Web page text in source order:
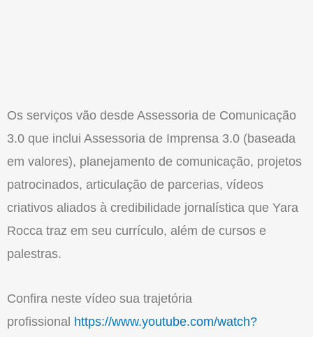
Os serviços vão desde Assessoria de Comunicação
3.0 que inclui Assessoria de Imprensa 3.0 (baseada
em valores), planejamento de comunicação, projetos
patrocinados, articulação de parcerias, vídeos
criativos aliados à credibilidade jornalística que Yara
Rocca traz em seu currículo, além de cursos e
palestras.
Confira neste vídeo sua trajetória
profissional https://www.youtube.com/watch?